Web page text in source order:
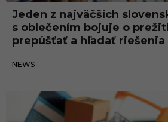
Jeden z najväčších
s oblečením bojuje o
prepúšťať a hľadať riešenia
NEWS